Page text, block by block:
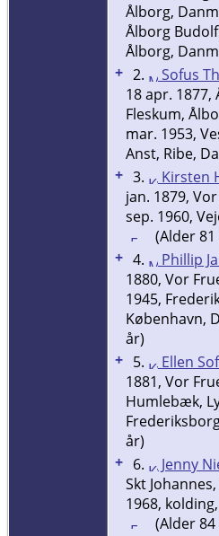
Ålborg,
Ålborg
Ålborg,
+ 2. Sofus
18 apr.
Fleskum,
mar. 1953,
Anst, Ribe,
+ 3. Kirsten
jan. 1879,
sep. 1960,
(Alder 81
+ 4. Phillip
1880, Vor
1945,
København,
år)
+ 5. Ellen
1881, Vor
Humlebæk,
år)
+ 6. Jenny
Skt
1968,
(Alder 84